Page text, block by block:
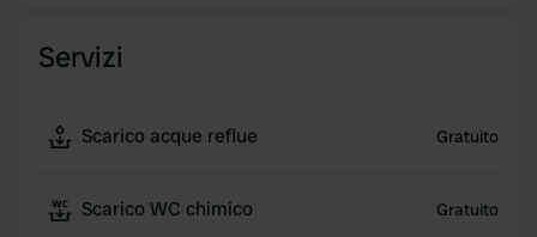
una stazione di servizio, servizi igienici puliti e Wi-Fi,
vacanza in camper con tutta la famiglia.
Servizi
Scarico acque reflue Gratuito
Scarico WC chimico Gratuito